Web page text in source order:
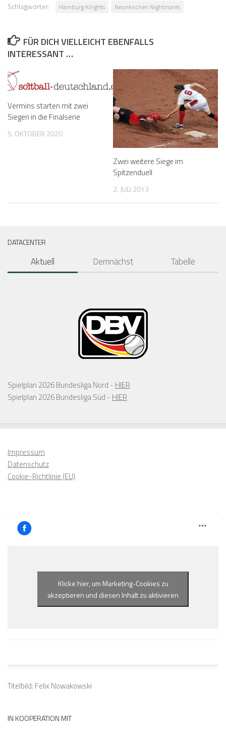
Schlagwörter: Hamburg Knights Neunkirchen Nightmares
FÜR DICH VIELLEICHT EBENFALLS
INTERESSANT …
Vermins starten mit zwei
Siegen in die Finalserie
5. OKTOBER 2020
Zwei weitere Siege im
Spitzenduell
2. JULI 2013
DATACENTER
Aktuell Demnächst Tabelle
Spielplan 2026 Bundesliga Nord - HIER
Spielplan 2026 Bundesliga Süd - HIER
Impressum
Datenschutz
Cookie-Richtlinie (EU)
Klicke hier, um Marketing-Cookies zu
akzeptieren und diesen Inhalt zu aktivieren
Titelbild: Felix Nowakowski
IN KOOPERATION MIT